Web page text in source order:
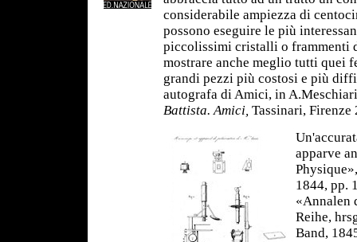
considerabile ampiezza di
possono eseguire le più
piccolissimi cristalli o frammenti
mostrare anche meglio tutti quei
grandi pezzi più costosi e più
autografa di Amici, in
Battista. Amici, Tassinari, Firenze
apparve
1844, pp.
«Annalen
Reihe,
Band,